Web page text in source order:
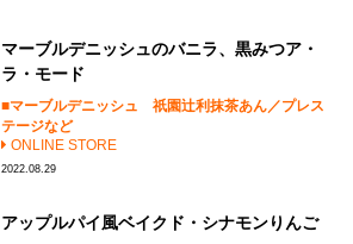
マーブルデニッシュのバニラ、黒みつア・
ラ・モード
マーブルデニッシュ 祇園辻利抹茶あん／プレス
テージなど
ONLINE STORE
2022.08.29
アップルパイ風ベイクド・シナモンりんご